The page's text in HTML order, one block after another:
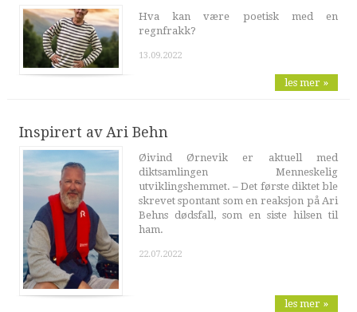
Hva kan være poetisk med en
regnfrakk?
13.09.2022
les mer »
Inspirert av Ari Behn
Øivind Ørnevik er aktuell med
diktsamlingen Menneskelig
utviklingshemmet. – Det første diktet ble
skrevet spontant som en reaksjon på Ari
Behns dødsfall, som en siste hilsen til
ham.
22.07.2022
les mer »